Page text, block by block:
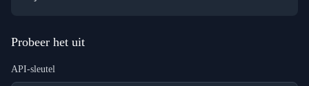
Probeer het uit
API-sleutel